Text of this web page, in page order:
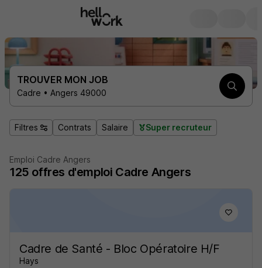
TROUVER MON JOB
Cadre • Angers 49000
Filtres Contrats Salaire Super recruteur
Emploi Cadre Angers
125 offres d'emploi Cadre Angers
Cadre de Santé - Bloc Opératoire H/F
Hays